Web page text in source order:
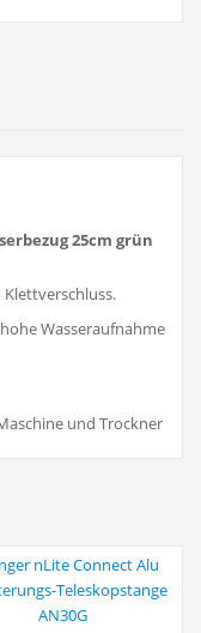
25cm grün
Wasseraufnahme
und Trockner